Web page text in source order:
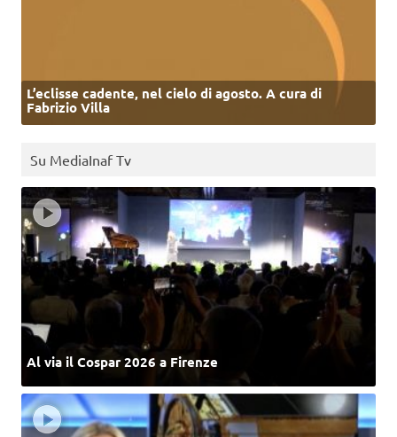
L’eclisse cadente, nel cielo di agosto. A cura di
Fabrizio Villa
Su MediaInaf Tv
Al via il Cospar 2026 a Firenze